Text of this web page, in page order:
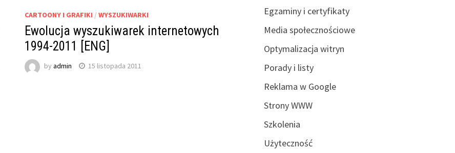
CARTOONY I GRAFIKI / WYSZUKIWARKI
Ewolucja wyszukiwarek internetowych
1994-2011 [ENG]
by admin 15 listopada 2011
Egzaminy i certyfikaty
Media społecznościowe
Optymalizacja witryn
Porady i listy
Reklama w Google
Strony WWW
Szkolenia
Użyteczność